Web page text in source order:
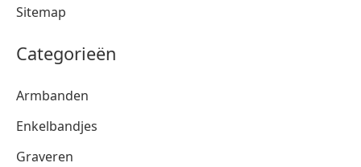
Sitemap
Categorieën
Armbanden
Enkelbandjes
Graveren